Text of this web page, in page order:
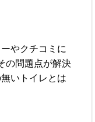
やクチコミに
の問題点が解決
いトイレとは